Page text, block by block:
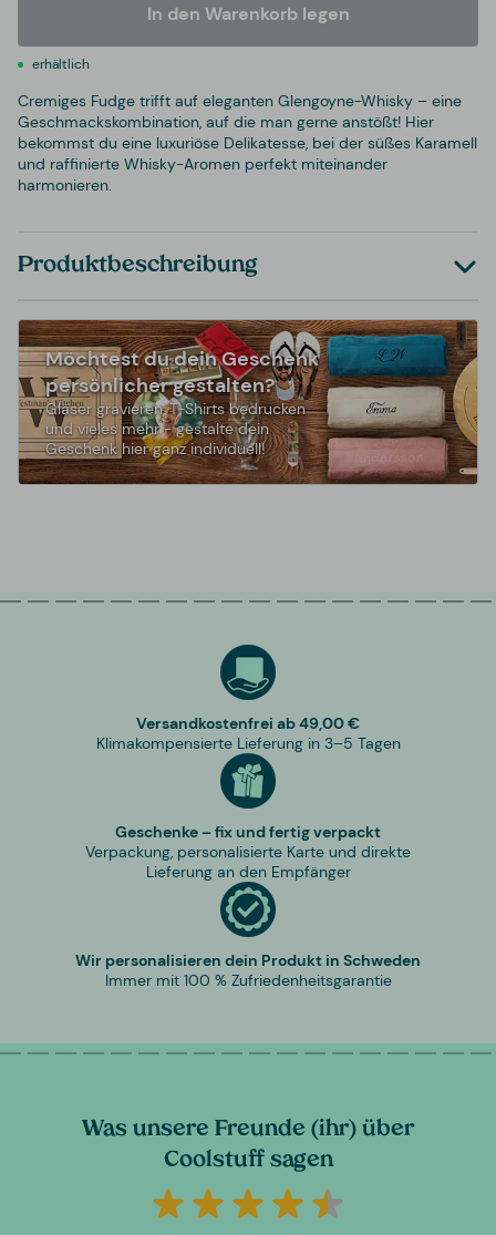
In den Warenkorb legen
erhältlich
Cremiges Fudge trifft auf eleganten Glengoyne-Whisky – eine
Geschmackskombination, auf die man gerne anstößt! Hier
bekommst du eine luxuriöse Delikatesse, bei der süßes Karamell
und raffinierte Whisky-Aromen perfekt miteinander
harmonieren.
Produktbeschreibung
Möchtest du dein Geschenk
persönlicher gestalten?
Gläser gravieren, T-Shirts bedrucken
und vieles mehr - gestalte dein
Geschenk hier ganz individuell!
Versandkostenfrei ab 49,00 €
Klimakompensierte Lieferung in 3–5 Tagen
Geschenke – fix und fertig verpackt
Verpackung, personalisierte Karte und direkte
Lieferung an den Empfänger
Wir personalisieren dein Produkt in Schweden
Immer mit 100 % Zufriedenheitsgarantie
Was unsere Freunde (ihr) über
Coolstuff sagen